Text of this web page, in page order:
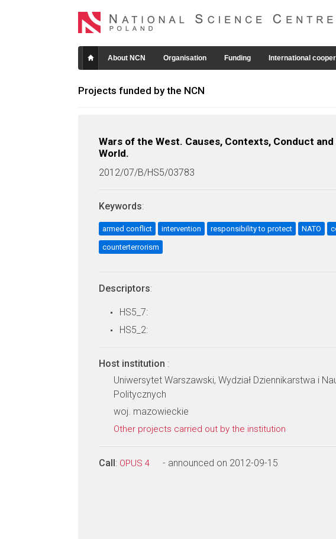
About NCN Organisation Funding International
Projects funded by the NCN
Wars of the West. Causes, Contexts, Conduct
World.
2012/07/B/HS5/03783
Keywords:
armed conflict intervention responsibility to protect NATO
counterterrorism
Descriptors:
HS5_7:
HS5_2:
Host institution :
Uniwersytet Warszawski, Wydział Dziennikarstwa i
Politycznych
woj. mazowieckie
Other projects carried out by the institution
Call: OPUS 4 - announced on 2012-09-15